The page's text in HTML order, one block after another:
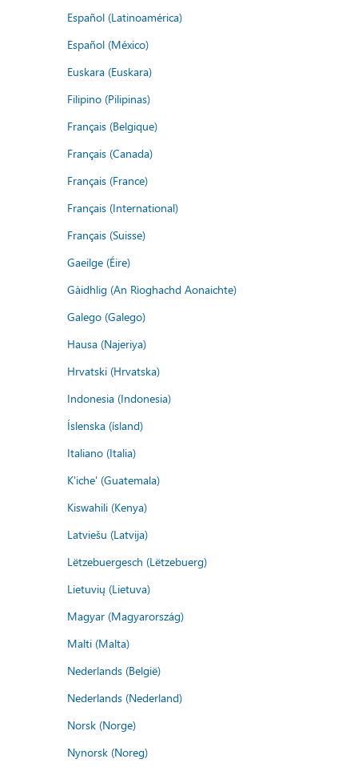
Español (Latinoamérica)
Español (México)
Euskara (Euskara)
Filipino (Pilipinas)
Français (Belgique)
Français (Canada)
Français (France)
Français (International)
Français (Suisse)
Gaeilge (Éire)
Gàidhlig (An Rìoghachd Aonaichte)
Galego (Galego)
Hausa (Najeriya)
Hrvatski (Hrvatska)
Indonesia (Indonesia)
Íslenska (ísland)
Italiano (Italia)
K'iche' (Guatemala)
Kiswahili (Kenya)
Latviešu (Latvija)
Lëtzebuergesch (Lëtzebuerg)
Lietuvių (Lietuva)
Magyar (Magyarország)
Malti (Malta)
Nederlands (België)
Nederlands (Nederland)
Norsk (Norge)
Nynorsk (Noreg)